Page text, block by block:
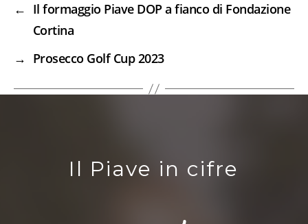
← Il formaggio Piave DOP a fianco di Fondazione
Cortina
→ Prosecco Golf Cup 2023
Il Piave in cifre